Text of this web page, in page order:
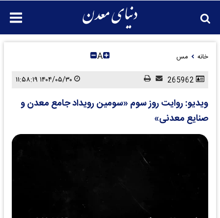
خانه مس A
ویدیو: روایت روز سوم «سومین رویداد جامع معدن و
صنایع معدنی»